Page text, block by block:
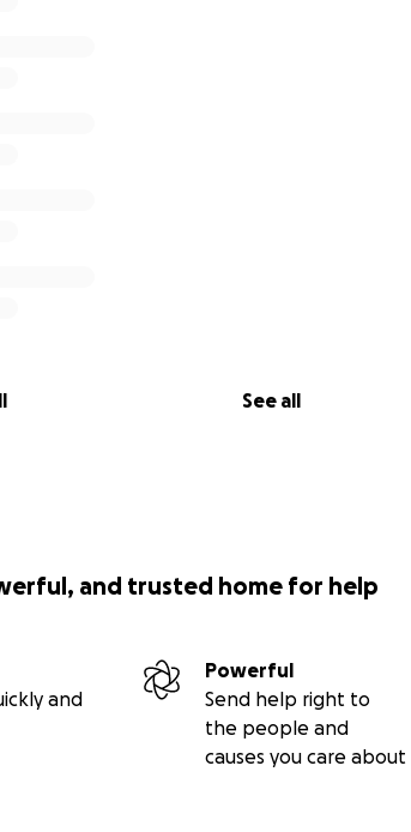
See all
and trusted home for help
and
Powerful
Send help right to
the people and
causes you care about